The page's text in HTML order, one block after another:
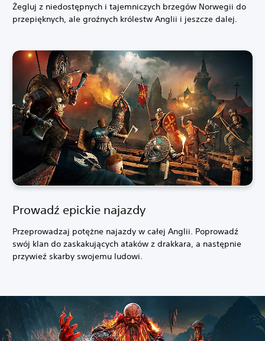
Żegluj z niedostępnych i tajemniczych brzegów Norwegii do
przepięknych, ale groźnych królestw Anglii i jeszcze dalej.
Prowadź epickie najazdy
Przeprowadzaj potężne najazdy w całej Anglii. Poprowadź
swój klan do zaskakujących ataków z drakkara, a następnie
przywieź skarby swojemu ludowi.